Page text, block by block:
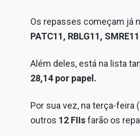
Os repasses começam já
PATC11, RBLG11,
Além deles, está na lista
28,14 por papel.
Por sua vez, na terça-feira
outros 12 FIIsfarão os